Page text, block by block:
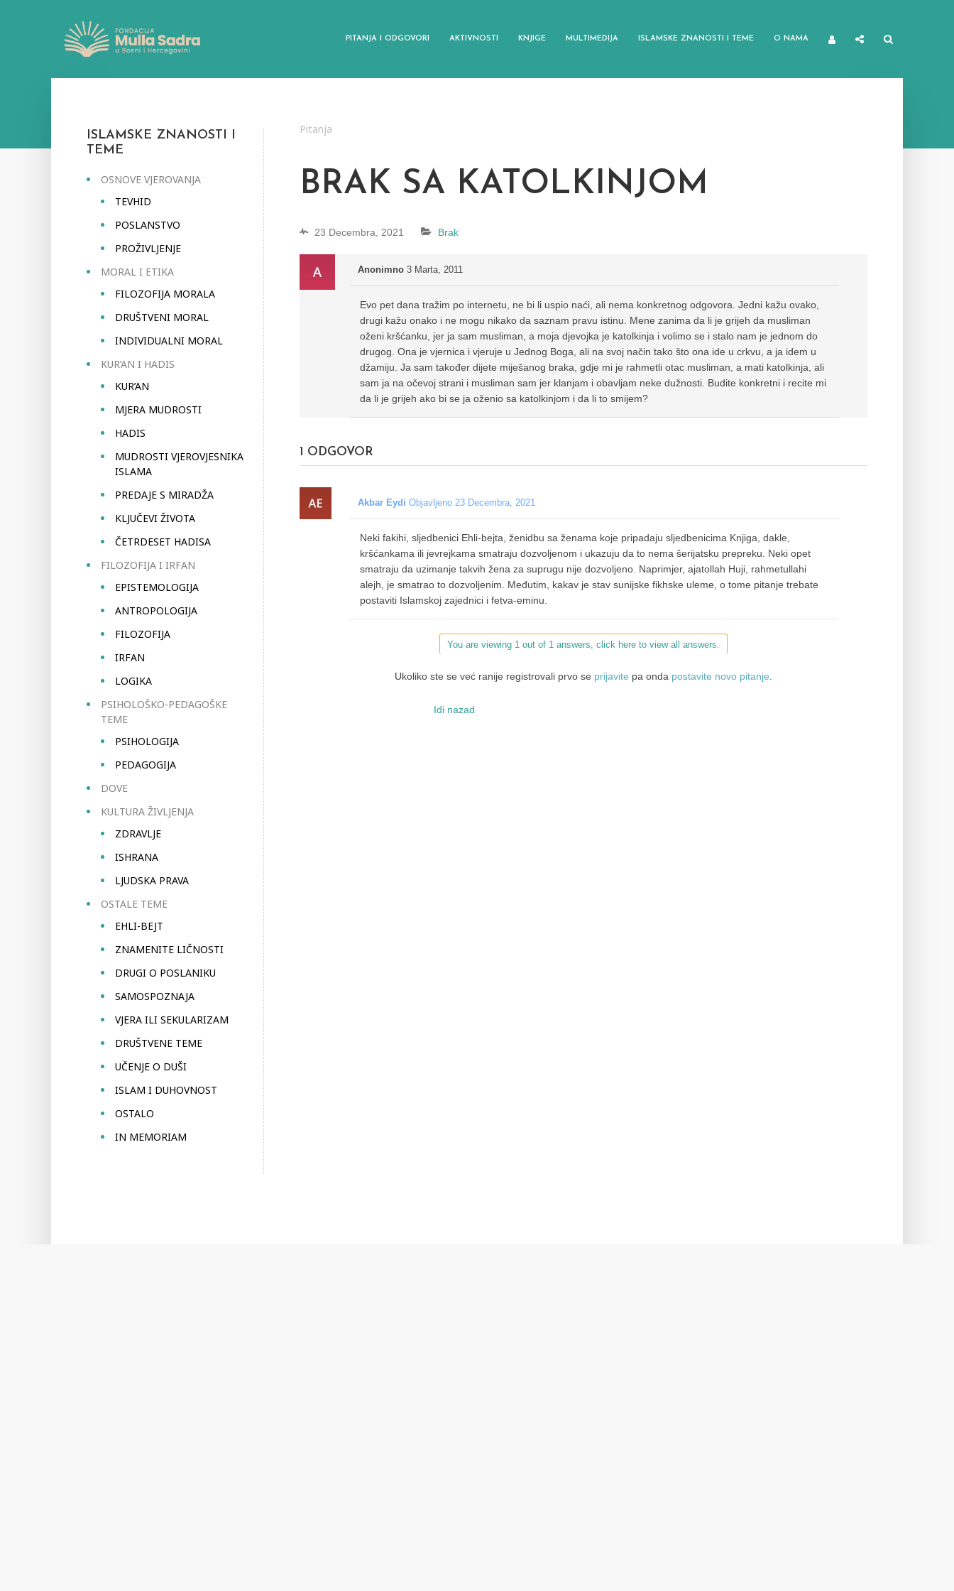
PITANJA I ODGOVORI AKTIVNOSTI KNJIGE MULTIMEDIJA ISLAMSKE ZNANOSTI I TEME O NAMA
ISLAMSKE ZNANOSTI I
TEME
OSNOVE VJEROVANJA
TEVHID
POSLANSTVO
PROŽIVLJENJE
MORAL I ETIKA
FILOZOFIJA MORALA
DRUŠTVENI MORAL
INDIVIDUALNI MORAL
KUR’AN I HADIS
KUR’AN
MJERA MUDROSTI
HADIS
MUDROSTI VJEROVJESNIKA
ISLAMA
PREDAJE S MIRADŽA
KLJUČEVI ŽIVOTA
ČETRDESET HADISA
FILOZOFIJA I IRFAN
EPISTEMOLOGIJA
ANTROPOLOGIJA
FILOZOFIJA
IRFAN
LOGIKA
PSIHOLOŠKO-PEDAGOŠKE
TEME
PSIHOLOGIJA
PEDAGOGIJA
DOVE
KULTURA ŽIVLJENJA
ZDRAVLJE
ISHRANA
LJUDSKA PRAVA
OSTALE TEME
EHLI-BEJT
ZNAMENITE LIČNOSTI
DRUGI O POSLANIKU
SAMOSPOZNAJA
VJERA ILI SEKULARIZAM
DRUŠTVENE TEME
UČENJE O DUŠI
ISLAM I DUHOVNOST
OSTALO
IN MEMORIAM
Pitanja
BRAK SA KATOLKINJOM
23 Decembra, 2021 Brak
Anonimno 3 Marta, 2011
Evo pet dana tražim po internetu, ne bi li uspio naći, ali nema konkretnog odgovora. Jedni kažu ovako,
drugi kažu onako i ne mogu nikako da saznam pravu istinu. Mene zanima da li je grijeh da musliman
oženi kršćanku, jer ja sam musliman, a moja djevojka je katolkinja i volimo se i stalo nam je jednom do
drugog. Ona je vjernica i vjeruje u Jednog Boga, ali na svoj način tako što ona ide u crkvu, a ja idem u
džamiju. Ja sam također dijete miješanog braka, gdje mi je rahmetli otac musliman, a mati katolkinja, ali
sam ja na očevoj strani i musliman sam jer klanjam i obavljam neke dužnosti. Budite konkretni i recite mi
da li je grijeh ako bi se ja oženio sa katolkinjom i da li to smijem?
1 ODGOVOR
Akbar Eydi Objavljeno 23 Decembra, 2021
Neki fakihi, sljedbenici Ehli-bejta, ženidbu sa ženama koje pripadaju sljedbenicima Knjiga, dakle,
kršćankama ili jevrejkama smatraju dozvoljenom i ukazuju da to nema šerijatsku prepreku. Neki opet
smatraju da uzimanje takvih žena za suprugu nije dozvoljeno. Naprimjer, ajatollah Huji, rahmetullahi
alejh, je smatrao to dozvoljenim. Međutim, kakav je stav sunijske fikhske uleme, o tome pitanje trebate
postaviti Islamskoj zajednici i fetva-eminu.
You are viewing 1 out of 1 answers, click here to view all answers.
Ukoliko ste se već ranije registrovali prvo se prijavite pa onda postavite novo pitanje.
Idi nazad